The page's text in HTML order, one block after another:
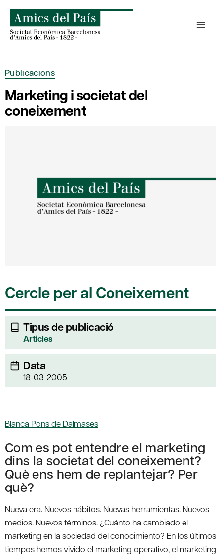
content
Publicacions
Marketing i societat del
coneixement
Cercle per al Coneixement
Tipus de publicació
Articles
Data
18-03-2005
Blanca Pons de Dalmases
Com es pot entendre el marketing
dins la societat del coneixement?
Què ens hem de replantejar? Per
què?
Nueva era. Nuevos hábitos. Nuevas herramientas. Nuevos
medios. Nuevos términos. ¿Cuánto ha cambiado el
marketing en la sociedad del conocimiento? En los últimos
tiempos hemos vivido el marketing operativo, el marketing